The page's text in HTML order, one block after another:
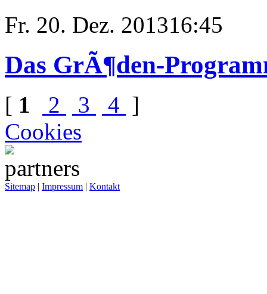
Fr. 20. Dez. 201316:45
Das GrÃ¶den-
[ 1 2 3 4 ]
Cookies
Sitemap | Impressum | Kontakt